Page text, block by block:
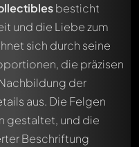
besticht
und die Liebe zum
sich durch seine
die präzisen
der
aus. Die Felgen
gestaltet, und die
Beschriftung